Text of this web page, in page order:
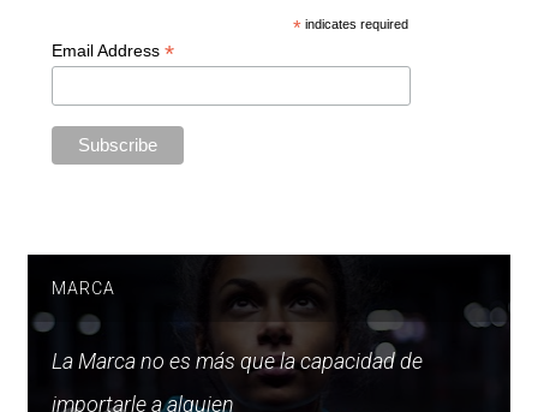
* indicates required
Email Address *
MARCA
La Marca no es más que la capacidad de
importarle a alguien